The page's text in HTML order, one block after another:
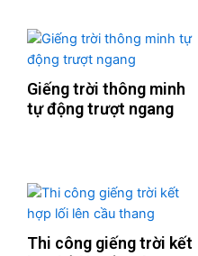
Giếng trời thông minh
tự động trượt ngang
Thi công giếng trời kết